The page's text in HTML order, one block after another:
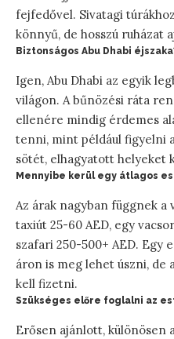
fejfedővel. Sivatagi
könnyű, de hosszú ruházat
Biztonságos Abu Dhabi
Igen, Abu Dhabi az egyik
világon. A bűnözési ráta
ellenére mindig érdemes
tenni, mint például figyelni
sötét, elhagyatott helyeket
Mennyibe kerül egy átlagos
Az árak nagyban függnek
taxiút 25-60 AED, egy
szafari 250-500+ AED. Egy
áron is meg lehet úszni, de
kell fizetni.
Szükséges előre foglalni az
Erősen ajánlott, különösen